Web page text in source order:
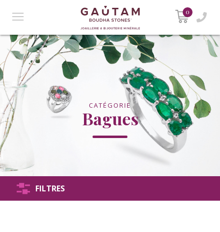
0
CATÉGORIE
Bagues
FILTRES